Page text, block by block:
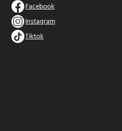
Facebook
Instagram
Tiktok